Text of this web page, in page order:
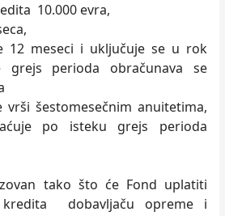
10.000 evra,
12 meseci i uključuje se u rok
grejs perioda obračunava se
šestomesečnim anuitetima,
po isteku grejs perioda
tako što će Fond uplatiti
kredita dobavljaču opreme i